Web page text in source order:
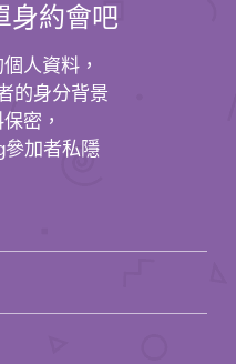
身約會吧
人資料，
的身分背景
密，
參加者私隱